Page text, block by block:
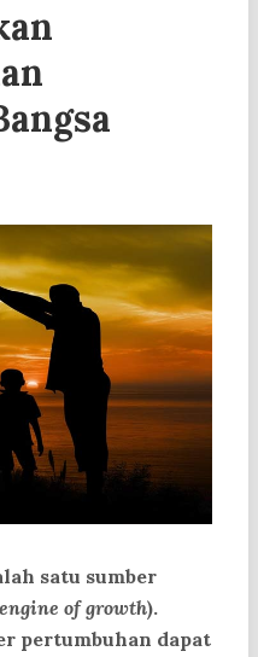
satu sumber
engine of growth).
pertumbuhan dapat